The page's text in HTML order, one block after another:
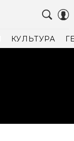
КУЛЬТУРА